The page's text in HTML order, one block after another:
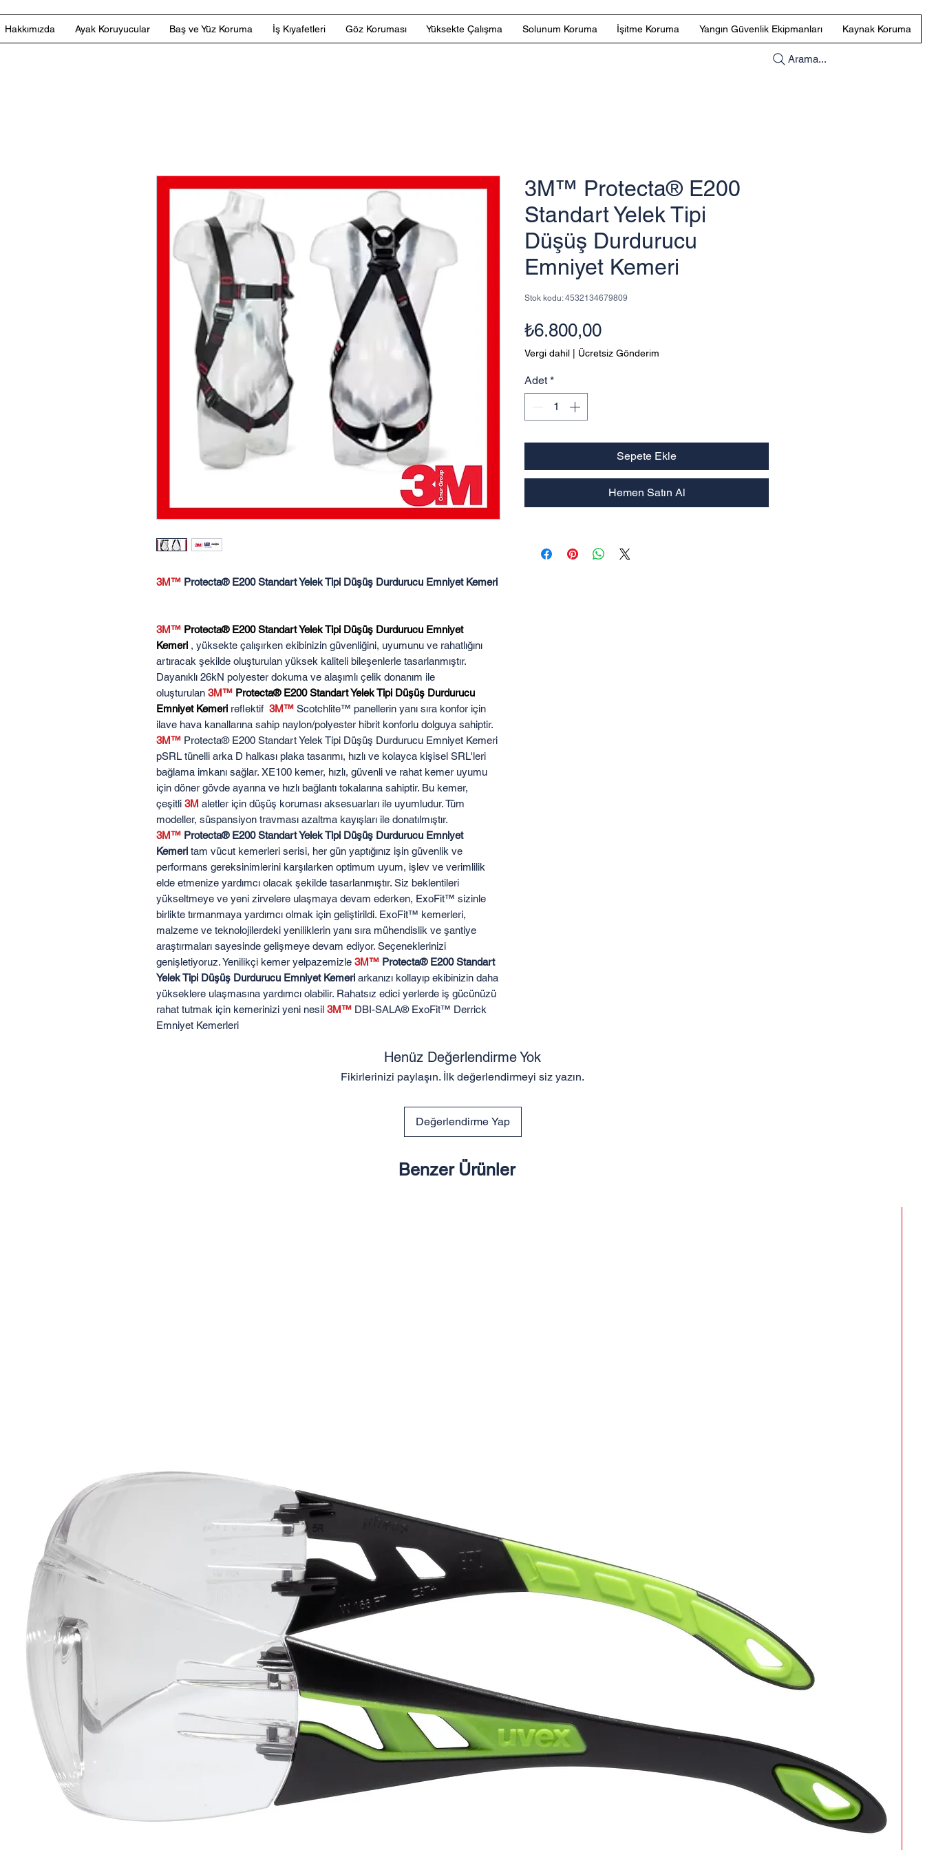
Hakkımızda Ayak Koruyucular Baş ve Yüz Koruma İş Kıyafetleri Göz Koruması Yüksekte Çalışma Solunum Koruma İşitme Koruma Yangın Güvenlik Ekipmanları Kaynak Koruma
Arama...
3M™ Protecta® E200 Standart Yelek Tipi Düşüş Durdurucu Emniyet Kemeri
3M™ Protecta® E200 Standart Yelek Tipi Düşüş Durdurucu Emniyet
Kemeri , yüksekte çalışırken ekibinizin güvenliğini, uyumunu ve rahatlığını
artıracak şekilde oluşturulan yüksek kaliteli bileşenlerle tasarlanmıştır.
Dayanıklı 26kN polyester dokuma ve alaşımlı çelik donanım ile
oluşturulan 3M™ Protecta® E200 Standart Yelek Tipi Düşüş Durdurucu
Emniyet Kemeri reflektif 3M™ Scotchlite™ panellerin yanı sıra konfor için
ilave hava kanallarına sahip naylon/polyester hibrit konforlu dolguya sahiptir.
3M™ Protecta® E200 Standart Yelek Tipi Düşüş Durdurucu Emniyet Kemeri
pSRL tünelli arka D halkası plaka tasarımı, hızlı ve kolayca kişisel SRL'leri
bağlama imkanı sağlar. XE100 kemer, hızlı, güvenli ve rahat kemer uyumu
için döner gövde ayarına ve hızlı bağlantı tokalarına sahiptir. Bu kemer,
çeşitli 3M aletler için düşüş koruması aksesuarları ile uyumludur. Tüm
modeller, süspansiyon travması azaltma kayışları ile donatılmıştır.
3M™ Protecta® E200 Standart Yelek Tipi Düşüş Durdurucu Emniyet
Kemeri tam vücut kemerleri serisi, her gün yaptığınız işin güvenlik ve
performans gereksinimlerini karşılarken optimum uyum, işlev ve verimlilik
elde etmenize yardımcı olacak şekilde tasarlanmıştır. Siz beklentileri
yükseltmeye ve yeni zirvelere ulaşmaya devam ederken, ExoFit™ sizinle
birlikte tırmanmaya yardımcı olmak için geliştirildi. ExoFit™ kemerleri,
malzeme ve teknolojilerdeki yeniliklerin yanı sıra mühendislik ve şantiye
araştırmaları sayesinde gelişmeye devam ediyor. Seçeneklerinizi
genişletiyoruz. Yenilikçi kemer yelpazemizle 3M™ Protecta® E200 Standart
Yelek Tipi Düşüş Durdurucu Emniyet Kemeri arkanızı kollayıp ekibinizin daha
yükseklere ulaşmasına yardımcı olabilir. Rahatsız edici yerlerde iş gücünüzü
rahat tutmak için kemerinizi yeni nesil 3M™ DBI-SALA® ExoFit™ Derrick
Emniyet Kemerleri
3M™ Protecta® E200
Standart Yelek Tipi
Düşüş Durdurucu
Emniyet Kemeri
Stok kodu: 4532134679809
₺6.800,00Fiyat
Vergi dahil Ücretsiz Gönderim
Adet *
Sepete Ekle
Hemen Satın Al
Henüz Değerlendirme Yok
Fikirlerinizi paylaşın. İlk değerlendirmeyi siz yazın.
Değerlendirme Yap
Benzer Ürünler